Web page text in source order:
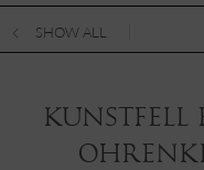
SHOW ALL
Kunstfell